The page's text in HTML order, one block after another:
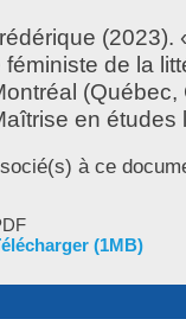
(2023).
féministe de la
en études
à ce
(1MB)